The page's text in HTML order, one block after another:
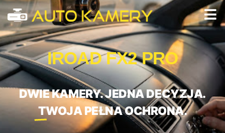
IROAD FX2 PRO
DWIE KAMERY. JEDNA DECYZJA.
TWOJA PEŁNA OCHRONA.